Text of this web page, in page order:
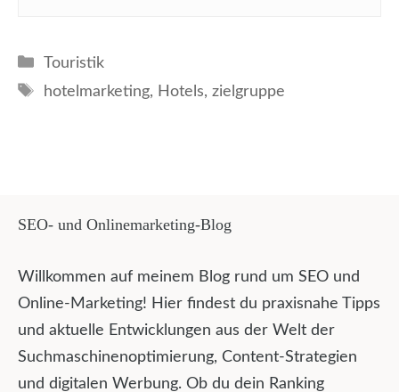
Kategorien
Touristik
Schlagwörter
hotelmarketing, Hotels, zielgruppe
SEO- und Onlinemarketing-Blog
Willkommen auf meinem Blog rund um SEO und
Online-Marketing! Hier findest du praxisnahe Tipps
und aktuelle Entwicklungen aus der Welt der
Suchmaschinenoptimierung, Content-Strategien
und digitalen Werbung. Ob du dein Ranking